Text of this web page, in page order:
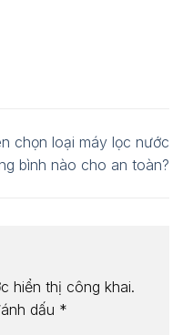
chọn loại máy lọc nước
bình nào cho an toàn?
hiển thị công khai.
dấu *